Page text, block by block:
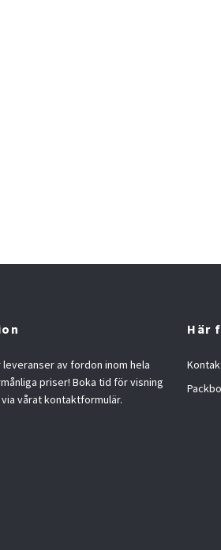
av fordon inom hela
priser! Boka tid för visning
vårat kontaktformulär.
Här